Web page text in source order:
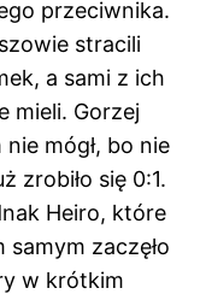
przeciwnika.
stracili
a sami z ich
mieli. Gorzej
mógł, bo nie
zrobiło się 0:1.
Heiro, które
zaczęło
w krótkim